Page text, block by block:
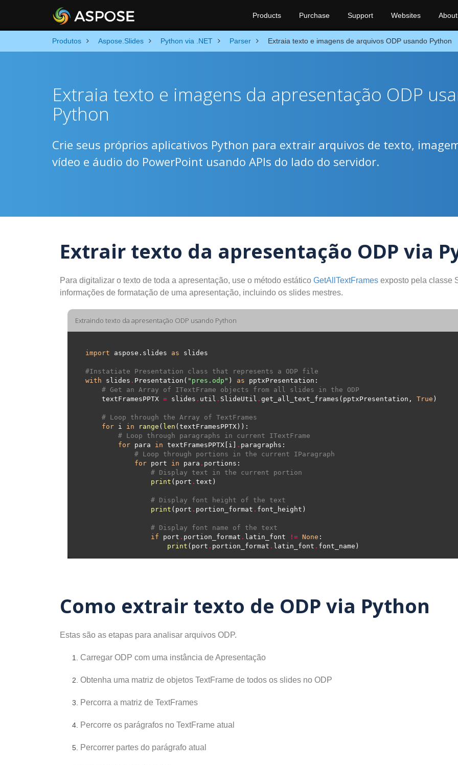
Products Purchase Support Websites About
Produtos Aspose.Slides Python via .NET Parser Extraia texto e imagens de arquivos ODP usando Python
Extraia texto e imagens da apresentação ODP
Python
Crie seus próprios aplicativos Python para extrair arquivos de texto,
vídeo e áudio do PowerPoint usando APIs do lado do servidor.
Extrair texto da apresentação ODP via
Para digitalizar o texto de toda a apresentação, use o método estático GetAllTextFrames exposto pela classe
informações de formatação de uma apresentação, incluindo os slides mestres.
Extraindo texto da apresentação ODP usando Python
import aspose.slides as
#Instatiate Presentation class that represents a ODP file
with slides . Presentation( "pres.odp" ) as
# Get an Array of ITextFrame objects from all slides in the ODP
    textFramesPPTX
= slides . util . SlideUtil . get_all_text_frames(pptxPresentation, True
# Loop through the Array of TextFrames
for i in range ( len
# Loop through paragraphs in current ITextFrame
for para in textFramesPPTX[i] .
# Loop through portions in the current IParagraph
for port in para .
# Display text in the current portion
print (port .
# Display font height of the text
print (port . portion_format .
# Display font name of the text
if port . portion_format . latin_font != None
print (port . portion_format . latin_font .
Como extrair texto de ODP via Python
Estas são as etapas para analisar arquivos ODP.
Carregar ODP com uma instância de Apresentação
Obtenha uma matriz de objetos TextFrame de todos os slides no ODP
Percorra a matriz de TextFrames
Percorre os parágrafos no TextFrame atual
Percorrer partes do parágrafo atual